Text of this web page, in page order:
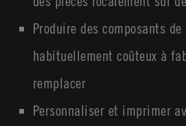
Produire des composants
habituellement coûteux à
remplacer
Personnaliser et imprimer